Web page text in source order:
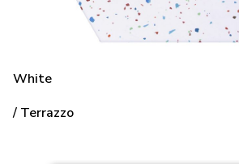
White
/ Terrazzo